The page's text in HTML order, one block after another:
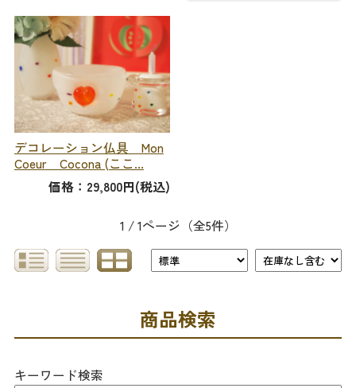
デコレーション仏具 Mon
Coeur Cocona (ここ...
価格：29,800円(税込)
1 / 1ページ （全5件）
商品検索
キーワード検索